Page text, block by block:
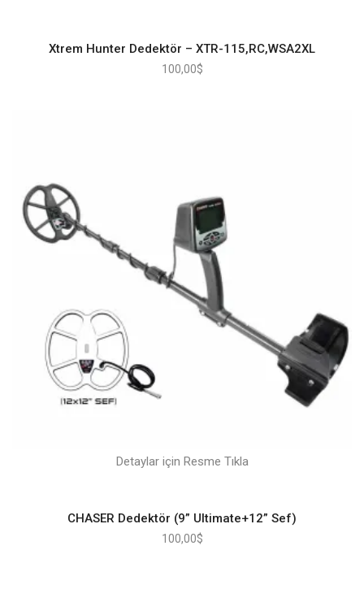
Xtrem Hunter Dedektör – XTR-115,RC,WSA2XL
100,00$
Detaylar için Resme Tıkla
CHASER Dedektör (9” Ultimate+12” Sef)
100,00$